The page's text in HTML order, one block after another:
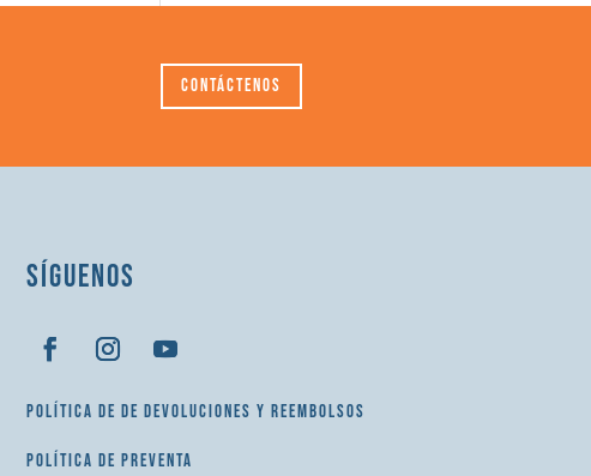
Contáctenos
SÍGUENOS
POLÍTICA DE DE DEVOLUCIONES Y REEMBOLSOS
POLÍTICA DE PREVENTA